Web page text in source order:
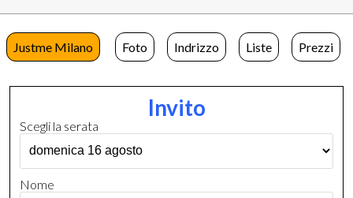
Justme Milano Foto Indrizzo Liste Prezzi
Invito
Scegli la serata
Nome